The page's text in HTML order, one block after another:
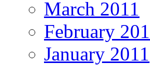
March 2011
February
January 2011